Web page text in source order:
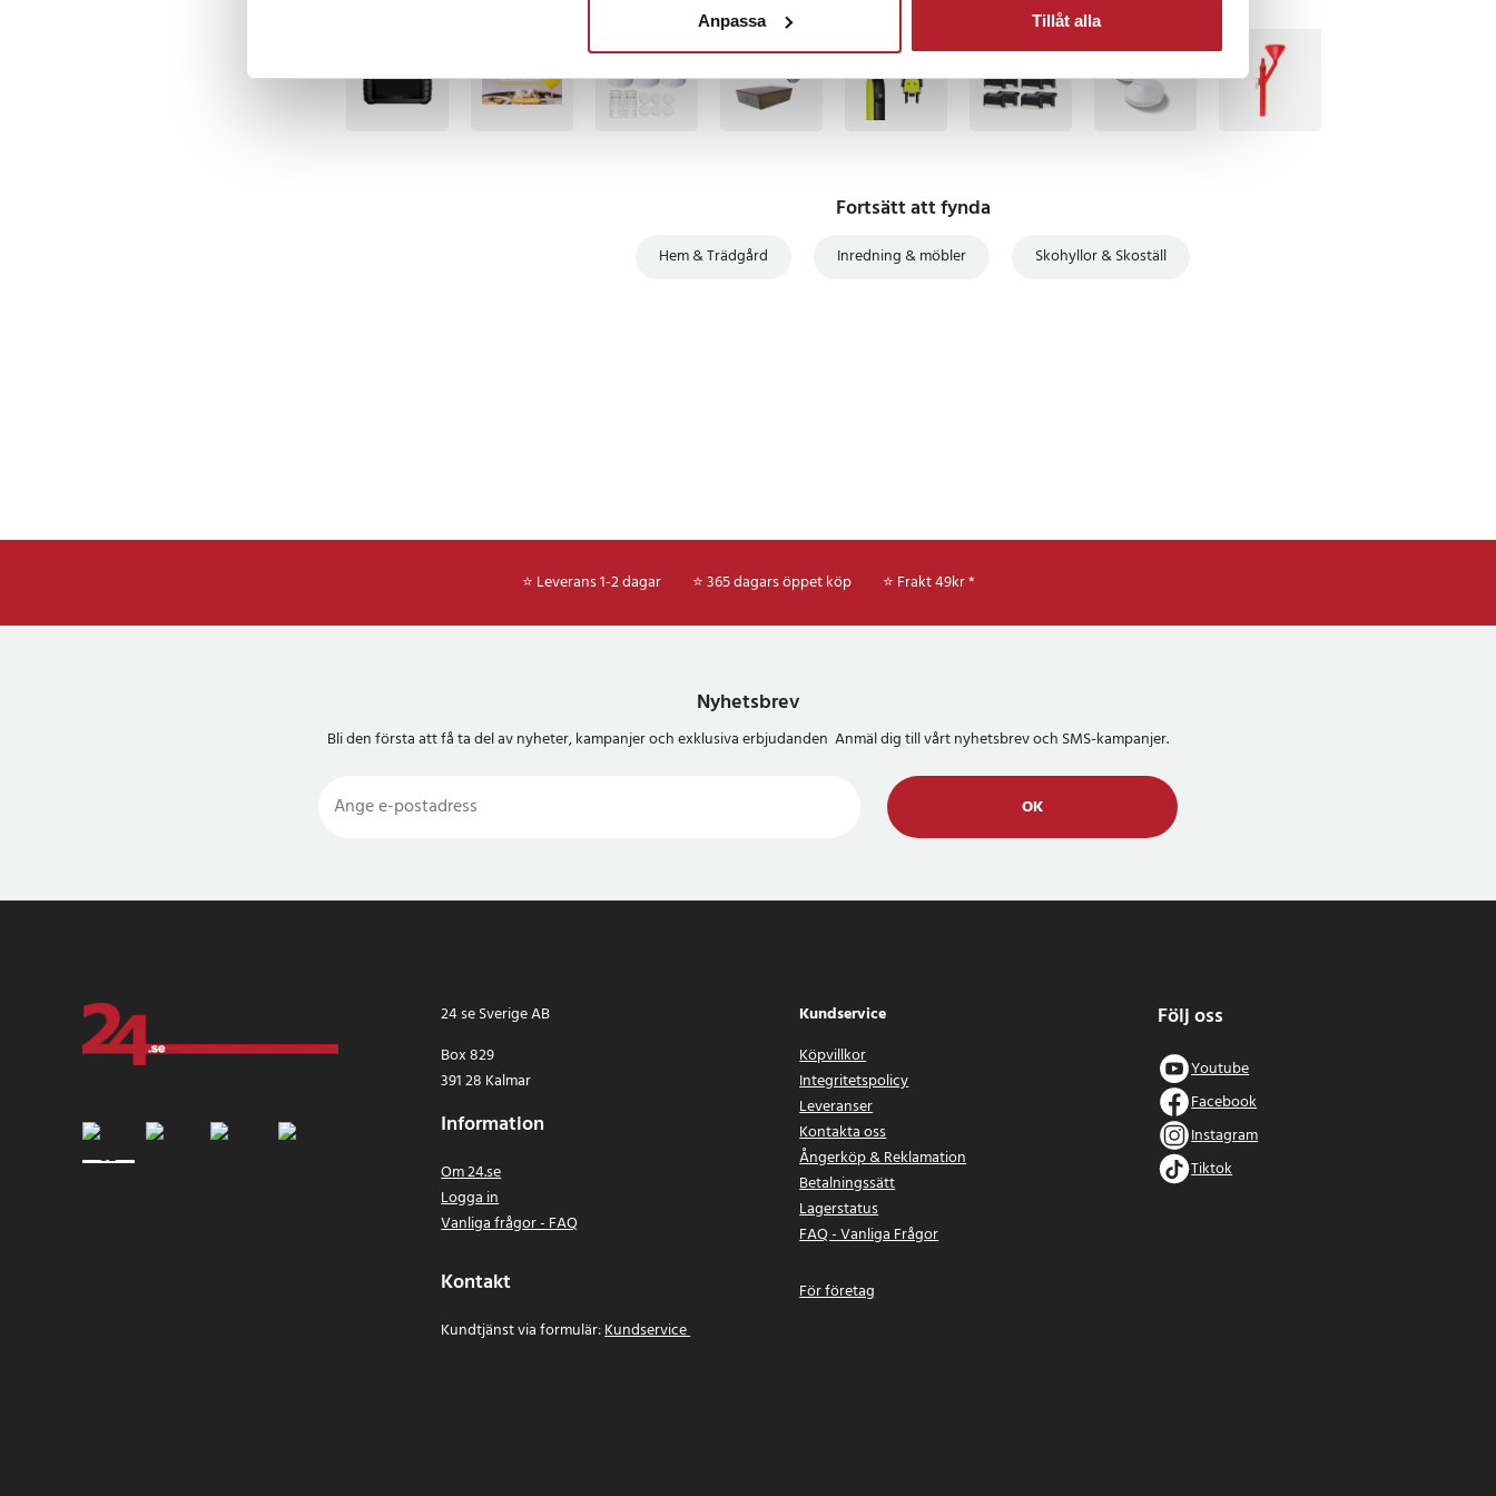
Anpassa Tillåt alla
Fortsätt att fynda
Hem & Trädgård Inredning & möbler Skohyllor & Skoställ
⭐ Leverans 1-2 dagar ⭐ 365 dagars öppet köp ⭐ Frakt 49kr *
Nyhetsbrev
Bli den första att få ta del av nyheter, kampanjer och exklusiva erbjudanden Anmäl dig till vårt nyhetsbrev och SMS-kampanjer.
OK
24 se Sverige AB
Box 829
391 28 Kalmar
Information
Om 24.se
Logga in
Vanliga frågor - FAQ
Kontakt
Kundtjänst via formulär:Kundservice
Kundservice
Köpvillkor
Integritetspolicy
Leveranser
Kontakta oss
Ångerköp & Reklamation
Betalningssätt
Lagerstatus
FAQ - Vanliga Frågor
För företag
Följ oss
Youtube
Facebook
Instagram
Tiktok